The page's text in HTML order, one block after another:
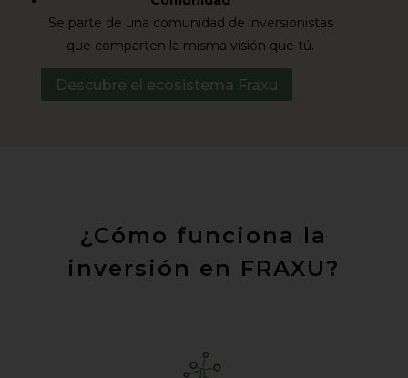
Se parte de una comunidad de inversionistas
que comparten la misma visión que tú.
Descubre el ecosistema Fraxu
¿Cómo funciona la
inversión en FRAXU?